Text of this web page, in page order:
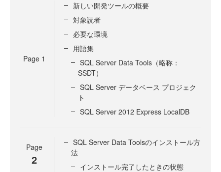
Page 1
新しい開発ツールの概要
対象読者
必要な環境
用語集
SQL Server Data Tools（略称：
SSDT）
SQL Server データベース プロジェク
ト
SQL Server 2012 Express LocalDB
Page
2
SQL Server Data Toolsのインストール方
法
インストール完了したときの状態